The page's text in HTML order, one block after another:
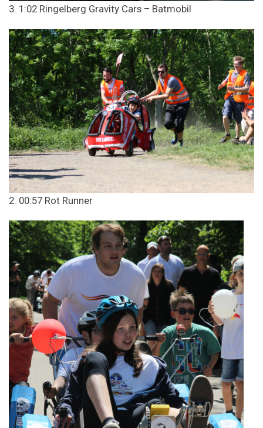
3. 1:02 Ringelberg Gravity Cars – Batmobil
2. 00:57 Rot Runner